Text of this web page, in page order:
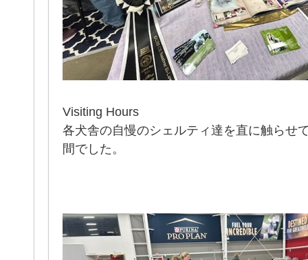
Visiting Hours
各犬舎の自慢のシェルティ達を直に触らせ
間でした。